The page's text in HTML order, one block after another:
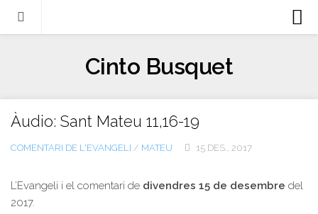
Llibres
Escrits-articles
Notícies
Italiano
Cinto Busquet
Àudio: Sant Mateu 11,16-19
COMENTARI DE L'EVANGELI / MATEU 15 DES., 2017
L’Evangeli i el comentari de divendres 15 de desembre del
2017.